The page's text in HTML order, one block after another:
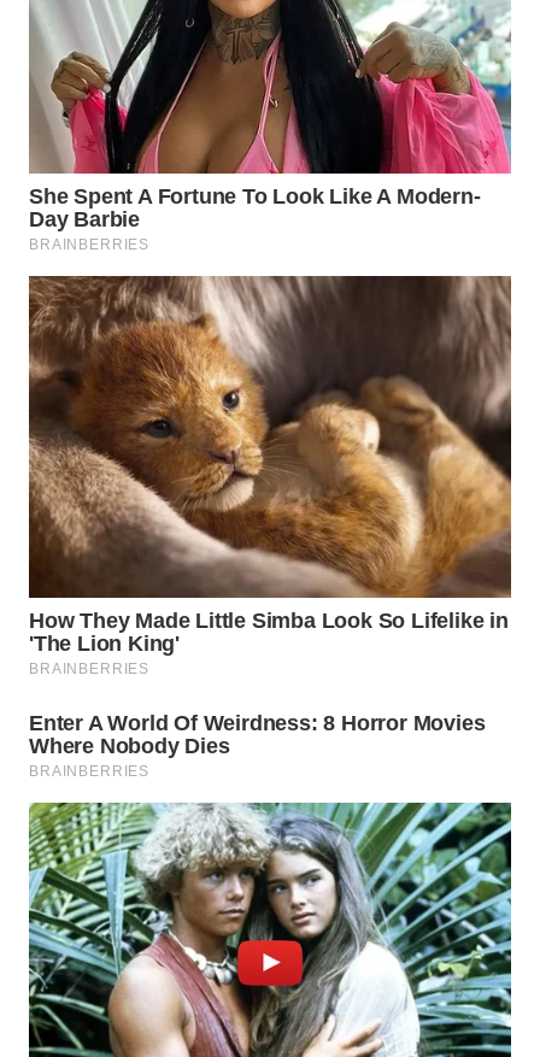
WN
SIMALUNGUN
WN
LABUHANBATU
WN
TAPANULI
TENGAH
WN DELI
SERDANG
WN
TEBING
TINGGI
WN
WN
KARAWANG
WN
BEKASI
WN
BOGOR
WN
DEPOK
WN
TAPANULI
UTARA